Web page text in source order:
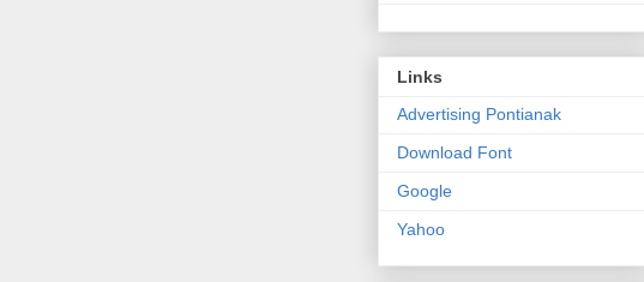
Links
Advertising Pontianak
Download Font
Google
Yahoo